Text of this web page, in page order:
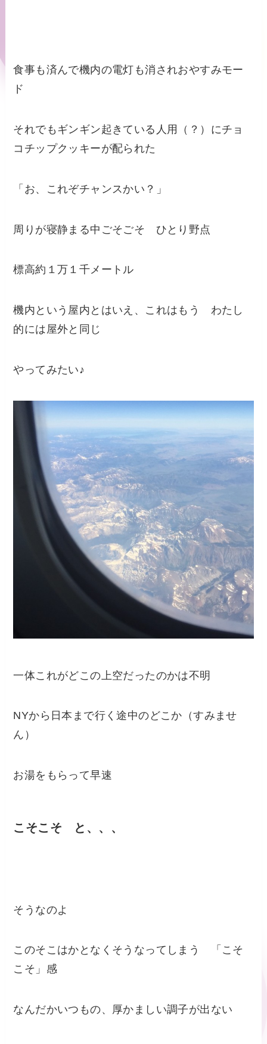
食事も済んで機内の電灯も消されおやすみモー
ド
それでもギンギン起きている人用（？）にチョ
コチップクッキーが配られた
「お、これぞチャンスかい？」
周りが寝静まる中ごそごそ ひとり野点
標高約１万１千メートル
機内という屋内とはいえ、これはもう わたし
的には屋外と同じ
やってみたい♪
一体これがどこの上空だったのかは不明
NYから日本まで行く途中のどこか（すみませ
ん）
お湯をもらって早速
こそこそ と、、、
そうなのよ
このそこはかとなくそうなってしまう 「こそ
こそ」感
なんだかいつもの、厚かましい調子が出ない